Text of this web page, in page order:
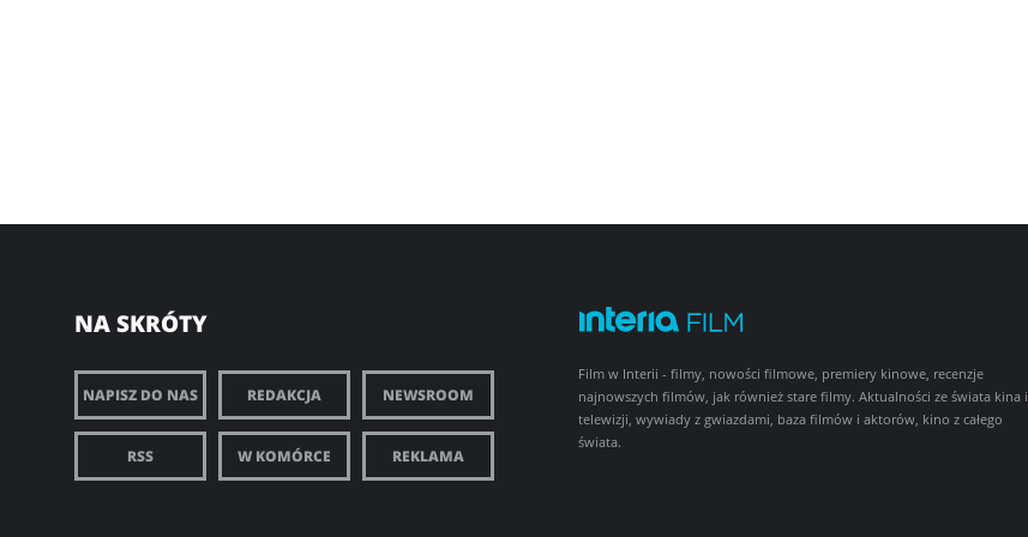
NA SKRÓTY
NAPISZ DO NAS REDAKCJA NEWSROOM
RSS W KOMÓRCE REKLAMA
Film w Interii - filmy, nowości filmowe, premiery kinowe, recenzje
najnowszych filmów, jak również stare filmy. Aktualności ze świata kina i
telewizji, wywiady z gwiazdami, baza filmów i aktorów, kino z całego
świata.